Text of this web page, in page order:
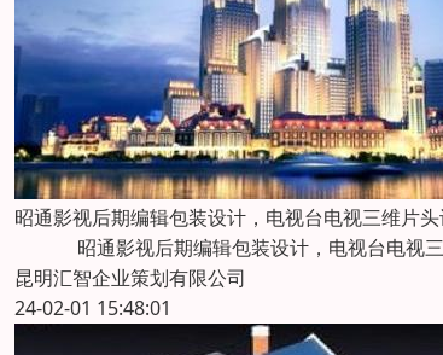
昭通影视后期编辑包装设计，电视台电视三维片
昭通影视后期编辑包装设计，电视台电
昆明汇智企业策划有限公司
24-02-01 15:48:01